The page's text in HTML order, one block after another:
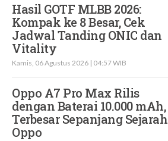
Hasil GOTF MLBB 2026:
Kompak ke 8 Besar, Cek
Jadwal Tanding ONIC dan
Vitality
Kamis, 06 Agustus 2026 | 04:57 WIB
Oppo A7 Pro Max Rilis
dengan Baterai 10.000 mAh,
Terbesar Sepanjang Sejarah
Oppo